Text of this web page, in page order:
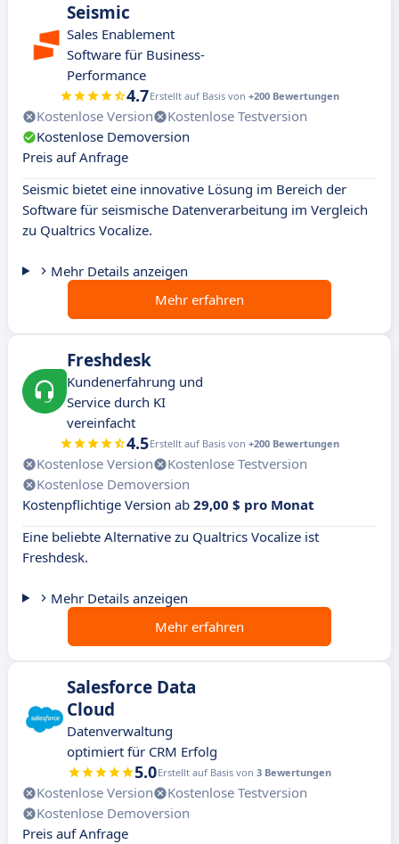
Seismic
Sales Enablement
Software für Business-
Performance
4.7Erstellt auf Basis von +200 Bewertungen
Kostenlose Version
Kostenlose Testversion
Kostenlose Demoversion
Preis auf Anfrage
Seismic bietet eine innovative Lösung im Bereich der
Software für seismische Datenverarbeitung im Vergleich
zu Qualtrics Vocalize.
Mehr Details anzeigen
Mehr erfahren
Freshdesk
Kundenerfahrung und
Service durch KI
vereinfacht
4.5Erstellt auf Basis von +200 Bewertungen
Kostenlose Version
Kostenlose Testversion
Kostenlose Demoversion
Kostenpflichtige Version ab 29,00 $ pro Monat
Eine beliebte Alternative zu Qualtrics Vocalize ist
Freshdesk.
Mehr Details anzeigen
Mehr erfahren
Salesforce Data
Cloud
Datenverwaltung
optimiert für CRM Erfolg
5.0Erstellt auf Basis von 3 Bewertungen
Kostenlose Version
Kostenlose Testversion
Kostenlose Demoversion
Preis auf Anfrage